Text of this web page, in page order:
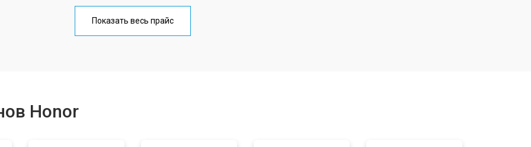
от 70 мин
Показать весь прайс
Honor